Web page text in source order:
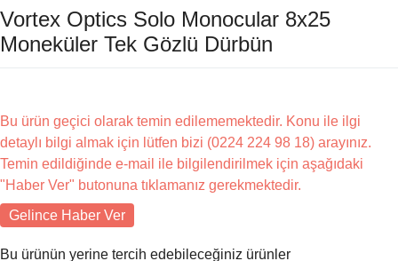
Vortex Optics Solo Monocular 8x25
Moneküler Tek Gözlü Dürbün
Bu ürün geçici olarak temin edilememektedir. Konu ile ilgi
detaylı bilgi almak için lütfen bizi (0224 224 98 18) arayınız.
Temin edildiğinde e-mail ile bilgilendirilmek için aşağıdaki
"Haber Ver" butonuna tıklamanız gerekmektedir.
Gelince Haber Ver
Bu ürünün yerine tercih edebileceğiniz ürünler